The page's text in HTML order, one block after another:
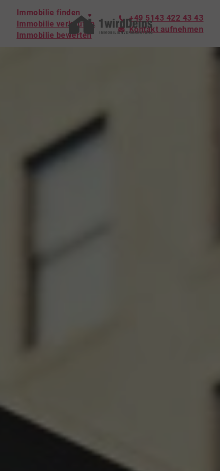
Immobilie finden
Immobilie verkaufen
Immobilie bewerten
+49 5143 422 43 43
Kontakt aufnehmen